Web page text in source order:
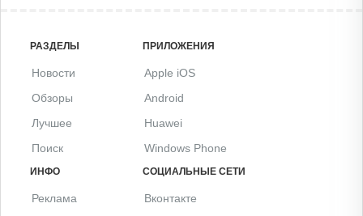
РАЗДЕЛЫ
Новости
Обзоры
Лучшее
Поиск
ПРИЛОЖЕНИЯ
Apple iOS
Android
Huawei
Windows Phone
ИНФО
Реклама
СОЦИАЛЬНЫЕ СЕТИ
Вконтакте